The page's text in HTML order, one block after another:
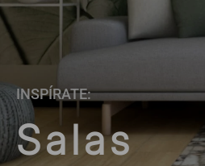
INSPÍRATE:
Salas